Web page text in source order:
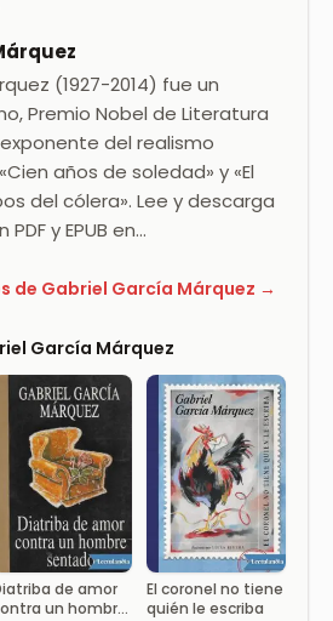
(1927-2014) fue un
Premio Nobel de Literatura
del realismo
años de soledad» y «El
del cólera». Lee y descarga
y EPUB en…
de Gabriel García Márquez →
García Márquez
de amor
un hombre
El coronel no tiene
quién le escriba